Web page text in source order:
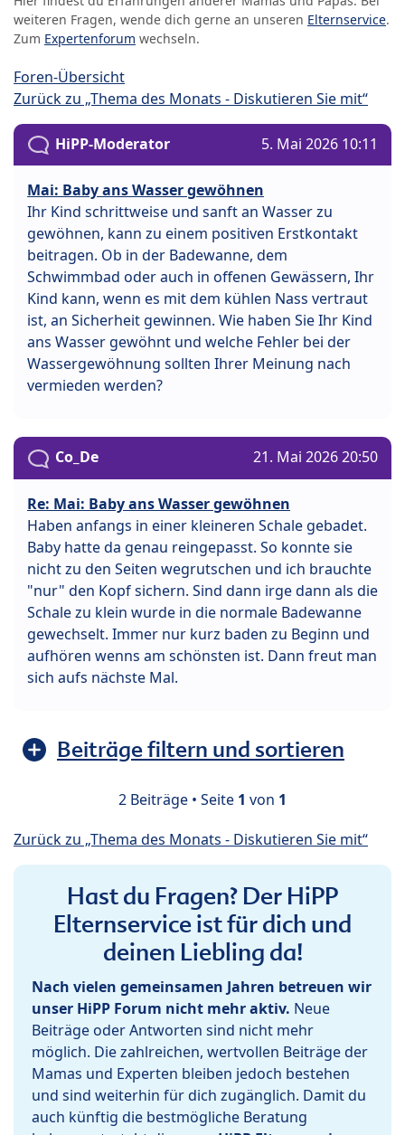
weiteren Fragen, wende dich gerne an unseren Elternservice.
Zum Expertenforum wechseln.
Foren-Übersicht
Zurück zu „Thema des Monats - Diskutieren Sie mit“
HiPP-Moderator 5. Mai 2026 10:11
Mai: Baby ans Wasser gewöhnen
Ihr Kind schrittweise und sanft an Wasser zu
gewöhnen, kann zu einem positiven Erstkontakt
beitragen. Ob in der Badewanne, dem
Schwimmbad oder auch in offenen Gewässern, Ihr
Kind kann, wenn es mit dem kühlen Nass vertraut
ist, an Sicherheit gewinnen. Wie haben Sie Ihr Kind
ans Wasser gewöhnt und welche Fehler bei der
Wassergewöhnung sollten Ihrer Meinung nach
vermieden werden?
Co_De 21. Mai 2026 20:50
Re: Mai: Baby ans Wasser gewöhnen
Haben anfangs in einer kleineren Schale gebadet.
Baby hatte da genau reingepasst. So konnte sie
nicht zu den Seiten wegrutschen und ich brauchte
"nur" den Kopf sichern. Sind dann irge dann als die
Schale zu klein wurde in die normale Badewanne
gewechselt. Immer nur kurz baden zu Beginn und
aufhören wenns am schönsten ist. Dann freut man
sich aufs nächste Mal.
Beiträge filtern und sortieren
2 Beiträge • Seite 1 von 1
Zurück zu „Thema des Monats - Diskutieren Sie mit“
Hast du Fragen? Der HiPP
Elternservice ist für dich und
deinen Liebling da!
Nach vielen gemeinsamen Jahren betreuen wir
unser HiPP Forum nicht mehr aktiv. Neue
Beiträge oder Antworten sind nicht mehr
möglich. Die zahlreichen, wertvollen Beiträge der
Mamas und Experten bleiben jedoch bestehen
und sind weiterhin für dich zugänglich. Damit du
auch künftig die bestmögliche Beratung